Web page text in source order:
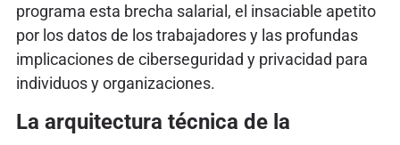
programa esta brecha salarial, el insaciable apetito
por los datos de los trabajadores y las profundas
implicaciones de ciberseguridad y privacidad para
individuos y organizaciones.
La arquitectura técnica de la